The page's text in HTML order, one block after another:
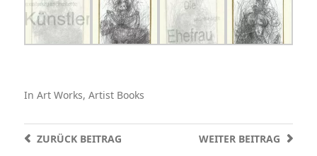
In Art Works, Artist Books
WEITER BEITRAG
ZURÜCKBEITRAG